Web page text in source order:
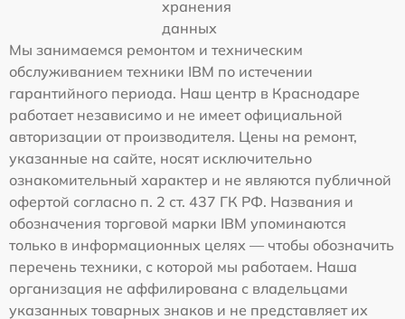
хранения
данных
Мы занимаемся ремонтом и техническим
обслуживанием техники IBM по истечении
гарантийного периода. Наш центр в Краснодаре
работает независимо и не имеет официальной
авторизации от производителя. Цены на ремонт,
указанные на сайте, носят исключительно
ознакомительный характер и не являются публичной
офертой согласно п. 2 ст. 437 ГК РФ. Названия и
обозначения торговой марки IBM упоминаются
только в информационных целях — чтобы обозначить
перечень техники, с которой мы работаем. Наша
организация не аффилирована с владельцами
указанных товарных знаков и не представляет их